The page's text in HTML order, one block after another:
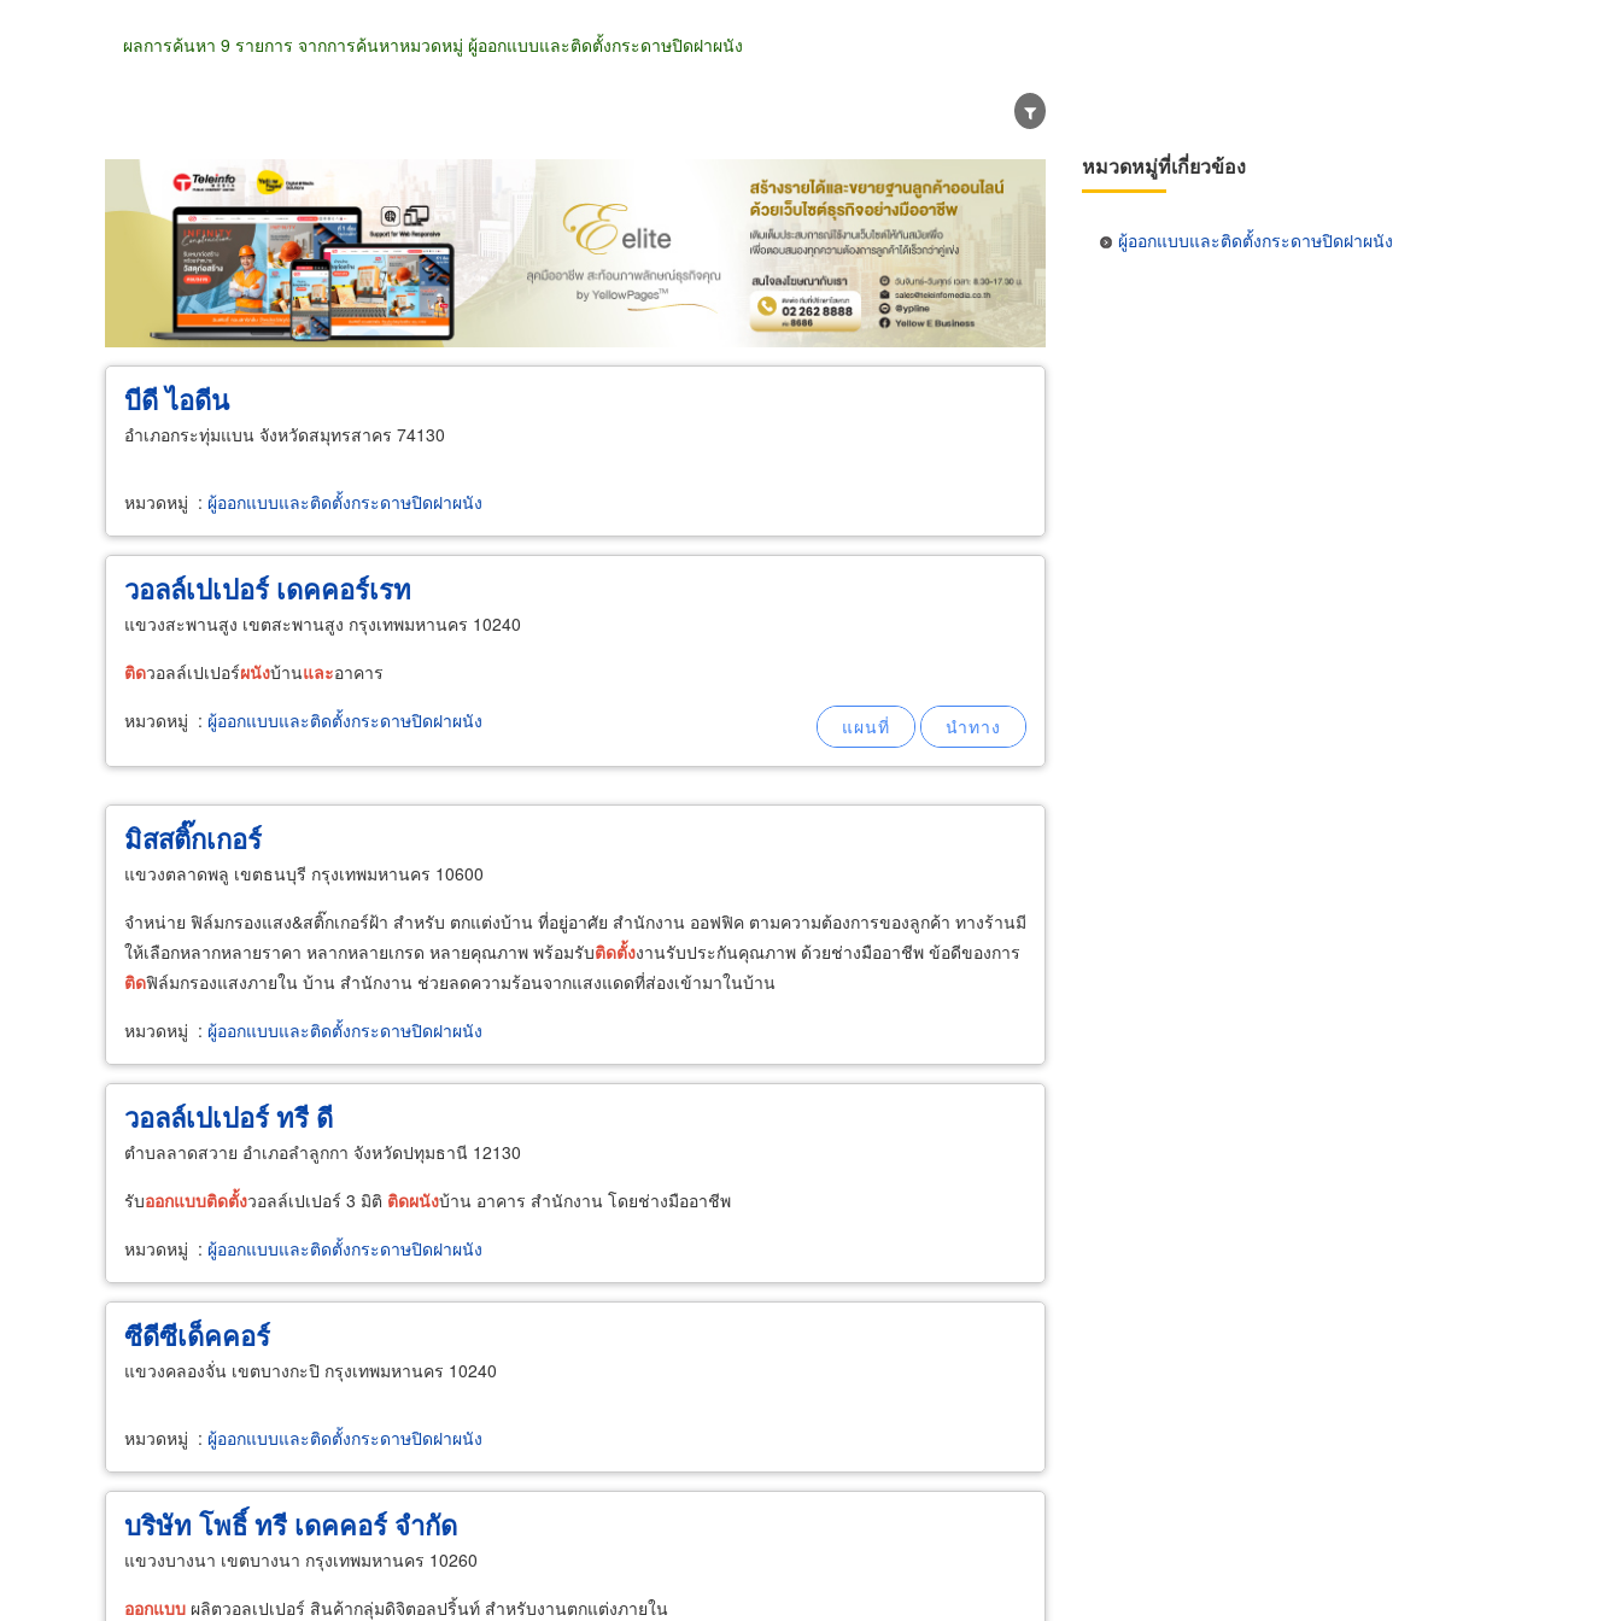
ผลการค้นหา 9 รายการ จากการค้นหาหมวดหมู่ ผู้ออกแบบและติดตั้งกระดาษปิดฝาผนัง
ขายส่ง ขายปลีก ผู้ผลิต ตัวแทนจัดจำหน่าย ผู้ส่งออก/นำเข้า ธุรกิจบริการ
บีดี ไอดีน
อำเภอกระทุ่มแบน จังหวัดสมุทรสาคร 74130
หมวดหมู่ : ผู้ออกแบบและติดตั้งกระดาษปิดฝาผนัง
วอลล์เปเปอร์ เดคคอร์เรท
แขวงสะพานสูง เขตสะพานสูง กรุงเทพมหานคร 10240
ติดวอลล์เปเปอร์ผนังบ้านและอาคาร
หมวดหมู่ : ผู้ออกแบบและติดตั้งกระดาษปิดฝาผนัง
มิสสติ๊กเกอร์
แขวงตลาดพลู เขตธนบุรี กรุงเทพมหานคร 10600
จำหน่าย ฟิล์มกรองแสง&สติ๊กเกอร์ฝ้า สำหรับ ตกแต่งบ้าน ที่อยู่อาศัย สำนักงาน ออฟฟิค ตามความต้องการของลูกค้า ทางร้านมี
ให้เลือกหลากหลายราคา หลากหลายเกรด หลายคุณภาพ พร้อมรับติดตั้งงานรับประกันคุณภาพ ด้วยช่างมืออาชีพ ข้อดีของการ
ติดฟิล์มกรองแสงภายใน บ้าน สำนักงาน ช่วยลดความร้อนจากแสงแดดที่ส่องเข้ามาในบ้าน
หมวดหมู่ : ผู้ออกแบบและติดตั้งกระดาษปิดฝาผนัง
วอลล์เปเปอร์ ทรี ดี
ตำบลลาดสวาย อำเภอลำลูกกา จังหวัดปทุมธานี 12130
รับออกแบบติดตั้งวอลล์เปเปอร์ 3 มิติ ติดผนังบ้าน อาคาร สำนักงาน โดยช่างมืออาชีพ
หมวดหมู่ : ผู้ออกแบบและติดตั้งกระดาษปิดฝาผนัง
ซีดีซีเด็คคอร์
แขวงคลองจั่น เขตบางกะปิ กรุงเทพมหานคร 10240
หมวดหมู่ : ผู้ออกแบบและติดตั้งกระดาษปิดฝาผนัง
บริษัท โพธิ์ ทรี เดคคอร์ จำกัด
แขวงบางนา เขตบางนา กรุงเทพมหานคร 10260
ออกแบบ ผลิตวอลเปเปอร์ สินค้ากลุ่มดิจิตอลปริ้นท์ สำหรับงานตกแต่งภายใน
หมวดหมู่ที่เกี่ยวข้อง
ผู้ออกแบบและติดตั้งกระดาษปิดฝาผนัง